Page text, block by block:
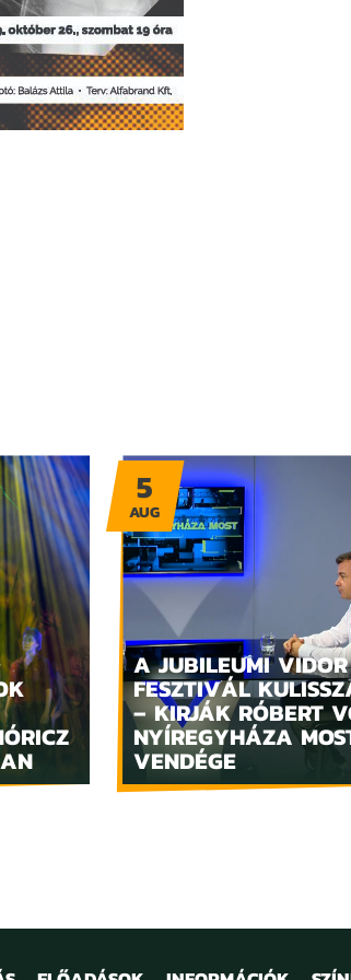
A JUBILEUMI VIDOR
FESZTIVÁL
– KIRJÁK RÓBERT
NYÍREGYHÁZA
VENDÉGE
5
AUG